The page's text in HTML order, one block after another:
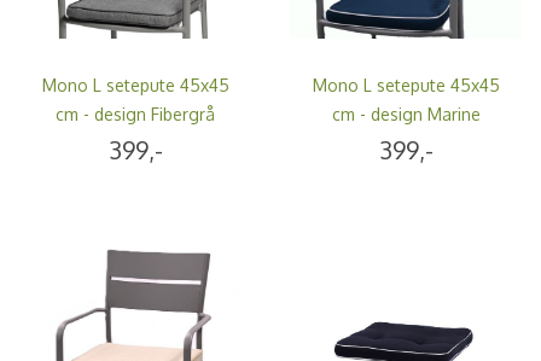
Mono L setepute 45x45
cm - design Fibergrå
399,-
Mono L setepute 45x45
cm - design Marine
399,-